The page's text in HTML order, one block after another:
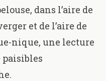
dans l’aire de
et de l’aire de
nique, une lecture
paisibles